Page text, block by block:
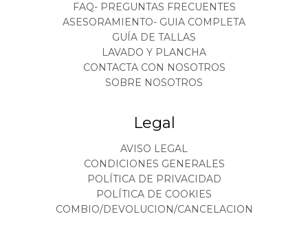
FAQ- PREGUNTAS FRECUENTES
ASESORAMIENTO- GUIA COMPLETA
GUÍA DE TALLAS
LAVADO Y PLANCHA
CONTACTA CON NOSOTROS
SOBRE NOSOTROS
Legal
AVISO LEGAL
CONDICIONES GENERALES
POLÍTICA DE PRIVACIDAD
POLÍTICA DE COOKIES
COMBIO/DEVOLUCION/CANCELACION